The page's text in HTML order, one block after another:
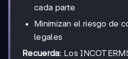
cada parte
Minimizan el riesgo de
legales
Recuerda: Los